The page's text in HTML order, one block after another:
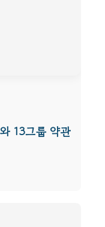
13그룹 약관